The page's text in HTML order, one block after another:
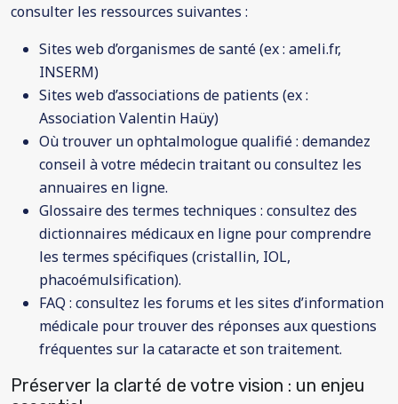
consulter les ressources suivantes :
Sites web d’organismes de santé (ex : ameli.fr,
INSERM)
Sites web d’associations de patients (ex :
Association Valentin Haüy)
Où trouver un ophtalmologue qualifié : demandez
conseil à votre médecin traitant ou consultez les
annuaires en ligne.
Glossaire des termes techniques : consultez des
dictionnaires médicaux en ligne pour comprendre
les termes spécifiques (cristallin, IOL,
phacoémulsification).
FAQ : consultez les forums et les sites d’information
médicale pour trouver des réponses aux questions
fréquentes sur la cataracte et son traitement.
Préserver la clarté de votre vision : un enjeu